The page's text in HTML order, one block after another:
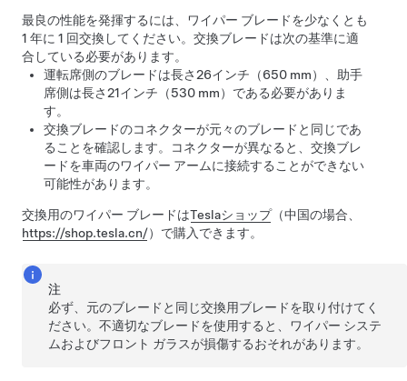
最良の性能を発揮するには、ワイパー ブレードを少なくとも
1 年に 1 回交換してください。交換ブレードは次の基準に適
合している必要があります。
運転席側のブレードは長さ26インチ（650 mm）
、助手
席側は長さ21インチ（530 mm） である必要がありま
す。
交換ブレードのコネクターが元々のブレードと同じであ
ることを確認します。コネクターが異なると、交換ブレ
ードを車両のワイパー アームに接続することができない
可能性があります。
交換用のワイパー ブレードはTeslaショップ（中国の場合、
https://shop.tesla.cn/） で購入できます。
注
必ず、元のブレードと同じ交換用ブレードを取り付けてく
ださい。不適切なブレードを使用すると、ワイパー システ
ムおよびフロント ガラスが損傷するおそれがあります。